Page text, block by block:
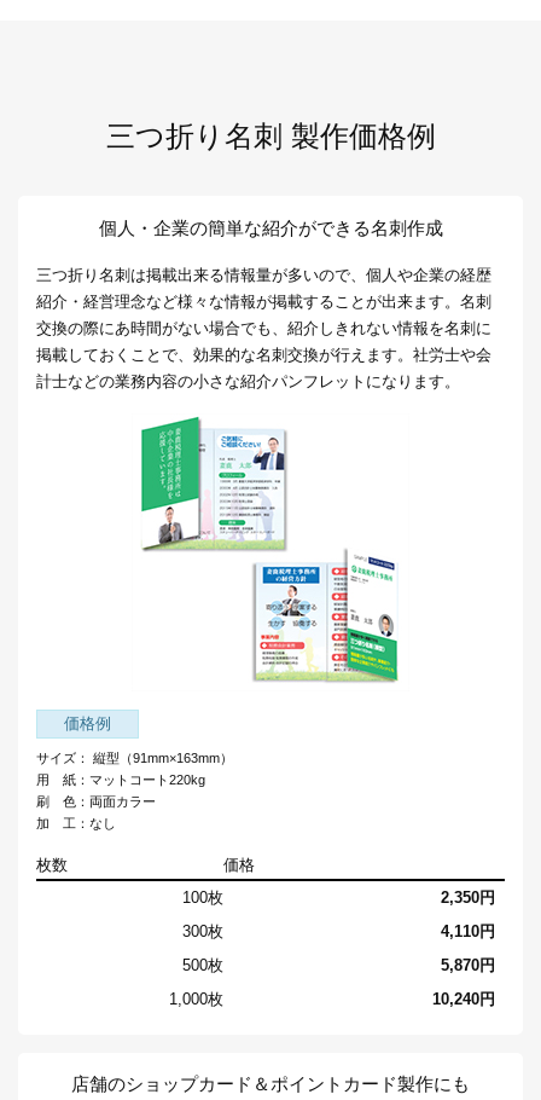
三つ折り名刺 製作価格例
個人・企業の簡単な紹介ができる名刺作成
三つ折り名刺は掲載出来る情報量が多いので、個人や企業の経歴
紹介・経営理念など様々な情報が掲載することが出来ます。名刺
交換の際にあ時間がない場合でも、紹介しきれない情報を名刺に
掲載しておくことで、効果的な名刺交換が行えます。社労士や会
計士などの業務内容の小さな紹介パンフレットになります。
価格例
サイズ： 縦型（91mm×163mm）
用 紙：マットコート220kg
刷 色：両面カラー
加 工：なし
枚数
価格
100枚
2,350円
300枚
4,110円
500枚
5,870円
1,000枚
10,240円
店舗のショップカード＆ポイントカード製作にも